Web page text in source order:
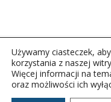
Copyright © 2026Polskie
Używamy ciasteczek,
korzystania z naszej
Więcej informacji na
oraz możliwości ich